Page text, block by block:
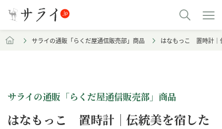
サライの通販「らくだ屋通信販売部」商品 はなもっこ 置時計｜
サライの通販「らくだ屋通信販売部」商品
はなもっこ 置時計｜伝統美を宿した